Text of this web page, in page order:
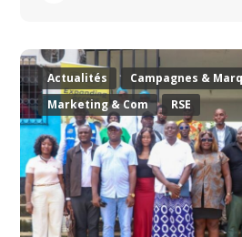
Actualités Campagnes &
Marketing & Com
RSE